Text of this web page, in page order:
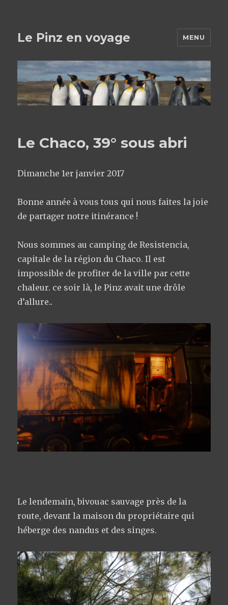
Le Pinz en voyage MENU
Le Chaco, 39° sous abri
Dimanche 1er janvier 2017
Bonne année à vous tous qui nous faites la joie
de partager notre itinérance !
Nous sommes au camping de Resistencia,
capitale de la région du Chaco. Il est
impossible de profiter de la ville par cette
chaleur. ce soir là, le Pinz avait une drôle
d’allure..
Le lendemain, bivouac sauvage près de la
route, devant la maison du propriétaire qui
héberge des nandus et des singes.